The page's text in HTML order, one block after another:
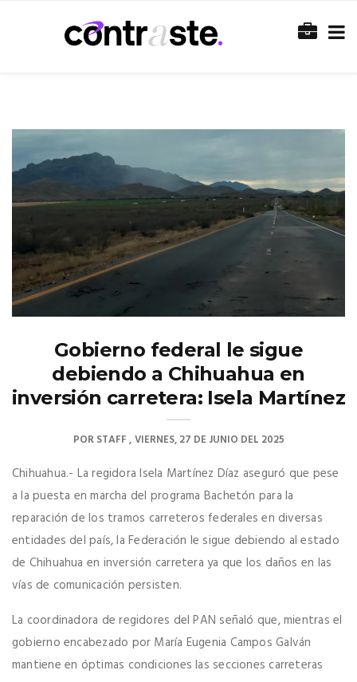
Gobierno federal le sigue
debiendo a Chihuahua en
inversión carretera: Isela Martínez
PORSTAFF VIERNES, 27 DE JUNIO DEL 2025
Chihuahua.- La regidora Isela Martínez Díaz aseguró que pese
a la puesta en marcha del programa Bachetón para la
reparación de los tramos carreteros federales en diversas
entidades del país, la Federación le sigue debiendo al estado
de Chihuahua en inversión carretera ya que los daños en las
vías de comunicación persisten.
La coordinadora de regidores del PAN señaló que, mientras el
gobierno encabezado por María Eugenia Campos Galván
mantiene en óptimas condiciones las secciones carreteras